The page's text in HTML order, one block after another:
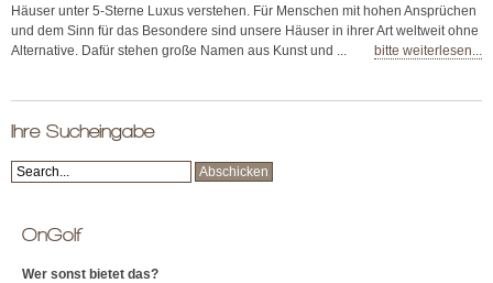
Häuser unter 5-Sterne Luxus verstehen. Für Menschen mit hohen Ansprüchen
und dem Sinn für das Besondere sind unsere Häuser in ihrer Art weltweit ohne
Alternative. Dafür stehen große Namen aus Kunst und ...
bitte weiterlesen...
Ihre Sucheingabe
OnGolf
Wer sonst bietet das?